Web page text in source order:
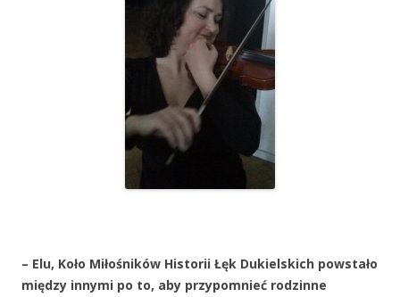
– Elu, Koło Miłośników Historii Łęk Dukielskich powstało
między innymi po to, aby przypomnieć rodzinne